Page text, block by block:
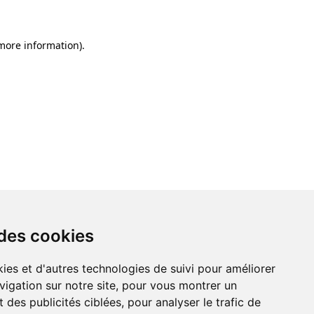
cookies
et d'autres technologies de suivi pour améliorer
sur notre site, pour vous montrer un
des publicités ciblées, pour analyser le trafic de
information).